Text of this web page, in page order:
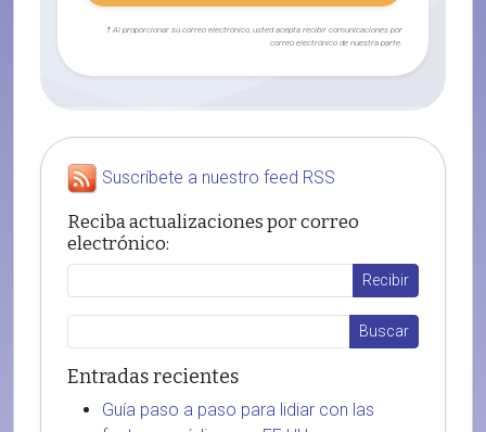
† Al proporcionar su correo electrónico, usted acepta recibir comunicaciones por
correo electrónico de nuestra parte.
Suscríbete a nuestro feed RSS
Reciba actualizaciones por correo
electrónico:
Entradas recientes
Guía paso a paso para lidiar con las